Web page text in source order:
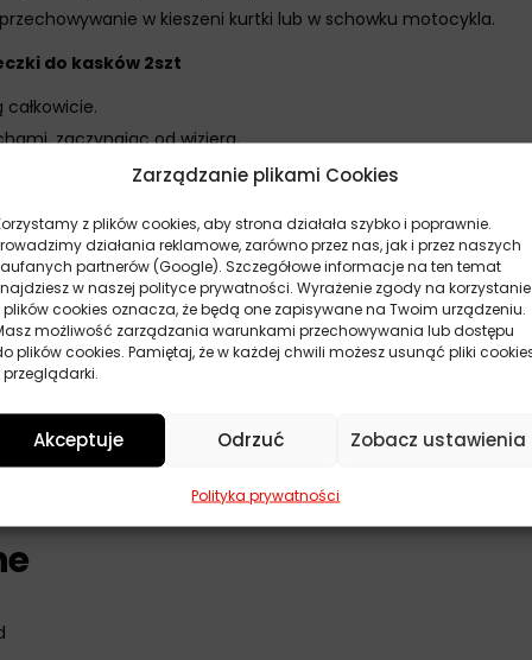
Zarządzanie plikami Cookies
z plików cookies, aby strona działała szybko i poprawnie.
działania reklamowe, zarówno przez nas, jak i przez naszych
partnerów (Google). Szczegółowe informacje na ten temat
w naszej polityce prywatności. Wyrażenie zgody na korzystanie
plików cookies oznacza, że będą one zapisywane na Twoim urządzeniu.
możliwość zarządzania warunkami przechowywania lub dostępu
plików cookies. Pamiętaj, że w każdej chwili możesz usunąć pliki
przeglądarki.
Akceptuje Odrzuć Zobacz ustawienia
Polityka prywatności
w kieszeni kurtki lub w schowku motocykla.
do kasków 2szt
zaczynając od wizjera.
chusteczkę na zabrudzonym miejscu przez kilka
sekund przed założeniem.
chusteczki do kasków 2szt
jeździe, gdy zabrudzenia nie zdążyły jeszcze zaschnąć.
lub pyłu drogowego. Pamiętaj, aby zawsze czyścić
dokładnego czyszczenia kasku, które powinno być